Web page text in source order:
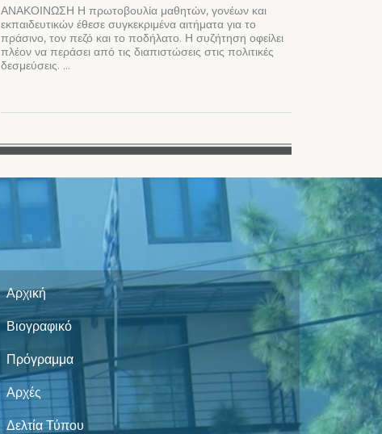
ΑΝΑΚΟΙΝΩΣΗ Η πρωτοβουλία μαθητών, γονέων και
εκπαιδευτικών έθεσε συγκεκριμένα αιτήματα για το
πράσινο, τον πεζό και το ποδήλατο. Η συζήτηση οφείλει
πλέον να περάσει από τις διαπιστώσεις στις πολιτικές
δεσμεύσεις. ...
Αρχική
Βιογραφικό
Πρόγραμμα
Αρχές
Δελτία Τύπου